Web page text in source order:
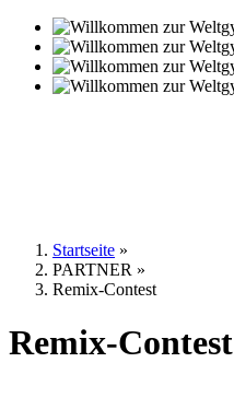
Sie sind hier
Startseite »
PARTNER »
Remix-Contest
Remix-Contest